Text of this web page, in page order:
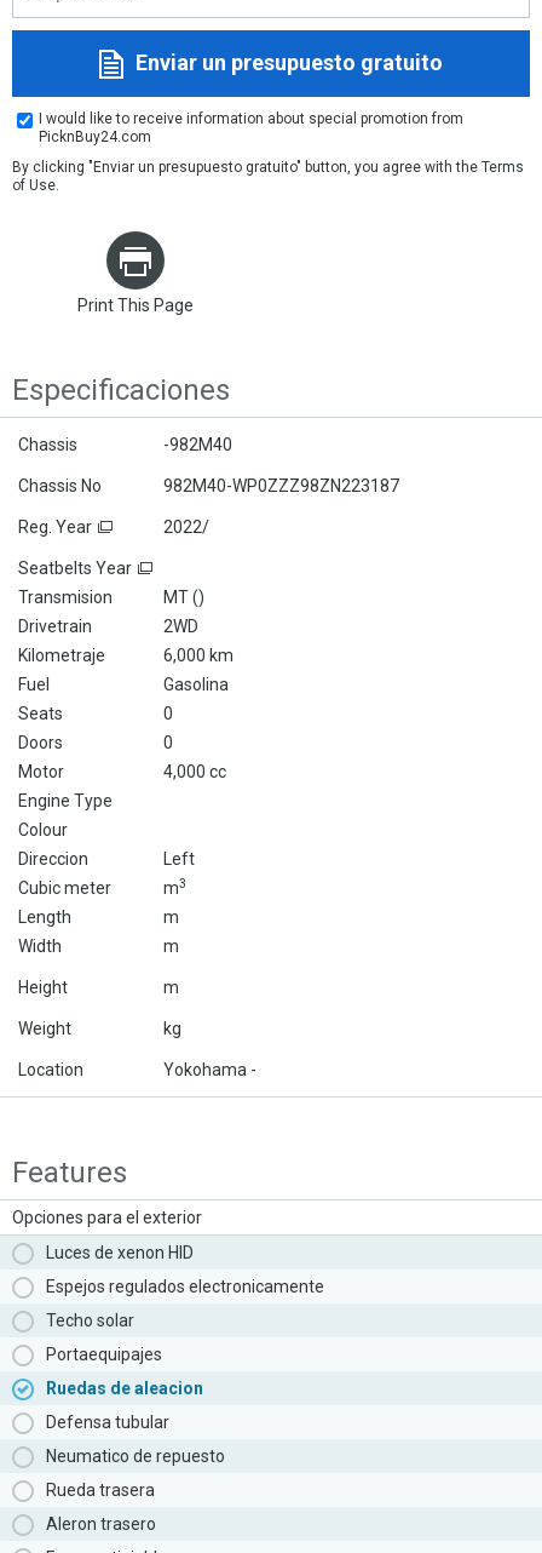
Enviar un presupuesto gratuito
I would like to receive information about special promotion from
PicknBuy24.com
By clicking "Enviar un presupuesto gratuito" button, you agree with the Terms
of Use.
Print This Page
Especificaciones
Chassis -982M40
Chassis No 982M40-WP0ZZZ98ZN223187
Reg. Year 2022/
Seatbelts Year
Transmision
MT ()
Drivetrain
2WD
Kilometraje
6,000 km
Fuel
Gasolina
Seats
0
Doors
0
Motor
4,000 cc
Engine Type
Colour
Direccion
Left
Cubic meter
m3
Length
m
Width
m
Height m
Weight kg
Location Yokohama -
Features
Opciones para el exterior
Luces de xenon HID
Espejos regulados electronicamente
Techo solar
Portaequipajes
Ruedas de aleacion
Defensa tubular
Neumatico de repuesto
Rueda trasera
Aleron trasero